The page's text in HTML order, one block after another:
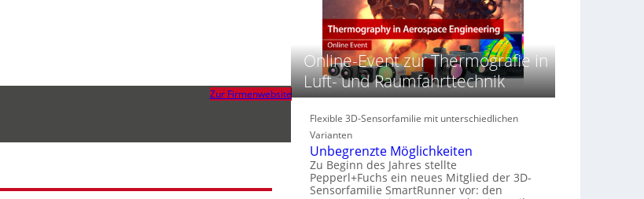
Zur Firmenwebsite
r
e
a
c
t
s
S
i
e
s
n
E
M
E
A
-
R
e
g
i
o
n
y
p
e
r
s
p
c
t
r
a
l
Online-Event zur Thermografie in
Luft- und Raumfahrttechnik
Flexible 3D-Sensorfamilie mit unterschiedlichen
Varianten
Unbegrenzte Möglichkeiten
Zu Beginn des Jahres stellte
Pepperl+Fuchs ein neues Mitglied der 3D-
Sensorfamilie SmartRunner vor: den